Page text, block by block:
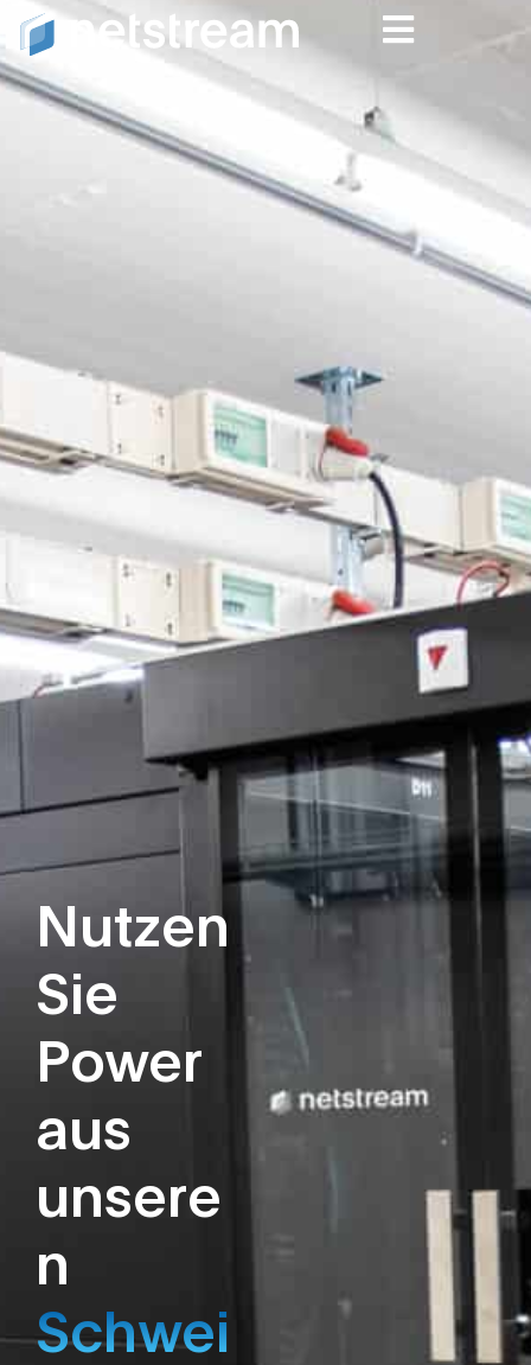
Nutzen
Sie
Power
aus
unsere
n
Schwei